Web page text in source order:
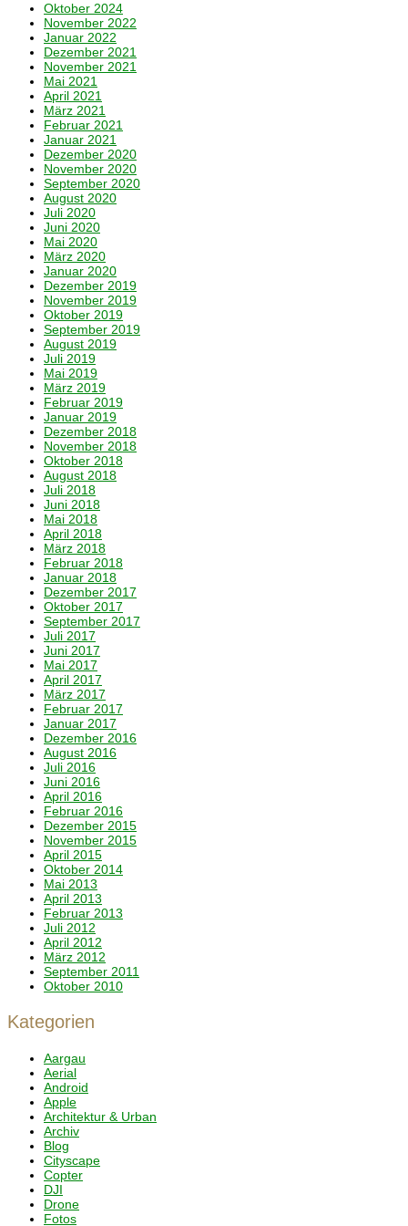
Oktober 2024
November 2022
Januar 2022
Dezember 2021
November 2021
Mai 2021
April 2021
März 2021
Februar 2021
Januar 2021
Dezember 2020
November 2020
September 2020
August 2020
Juli 2020
Juni 2020
Mai 2020
März 2020
Januar 2020
Dezember 2019
November 2019
Oktober 2019
September 2019
August 2019
Juli 2019
Mai 2019
März 2019
Februar 2019
Januar 2019
Dezember 2018
November 2018
Oktober 2018
August 2018
Juli 2018
Juni 2018
Mai 2018
April 2018
März 2018
Februar 2018
Januar 2018
Dezember 2017
Oktober 2017
September 2017
Juli 2017
Juni 2017
Mai 2017
April 2017
März 2017
Februar 2017
Januar 2017
Dezember 2016
August 2016
Juli 2016
Juni 2016
April 2016
Februar 2016
Dezember 2015
November 2015
April 2015
Oktober 2014
Mai 2013
April 2013
Februar 2013
Juli 2012
April 2012
März 2012
September 2011
Oktober 2010
Kategorien
Aargau
Aerial
Android
Apple
Architektur & Urban
Archiv
Blog
Cityscape
Copter
DJI
Drone
Fotos